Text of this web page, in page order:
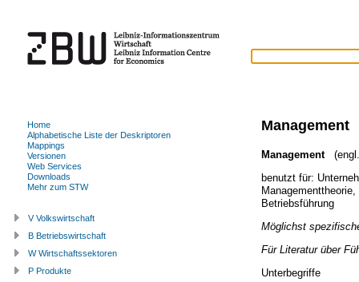
Management
Management
benutzt für:
Managementtheorie,
Betriebsführung
Möglichst
Für Literatur über
Unterbegriffe
Home
Alphabetische Liste der Deskriptoren
Mappings
Versionen
Web Services
Downloads
Mehr zum STW
V Volkswirtschaft
B Betriebswirtschaft
W Wirtschaftssektoren
P Produkte